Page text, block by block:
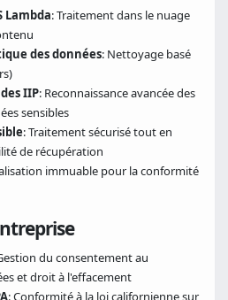
Lambda: Traitement dans le nuage
des données: Nettoyage basé
IIP: Reconnaissance avancée des
sensibles
: Traitement sécurisé tout en
de récupération
immuable pour la conformité
du consentement au
et droit à l'effacement
: Conformité à la loi californienne sur